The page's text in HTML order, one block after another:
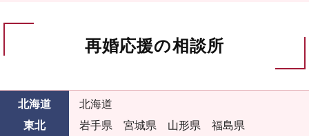
再婚応援の相談所
北海道
北海道
東北
岩手県 宮城県 山形県
福島県